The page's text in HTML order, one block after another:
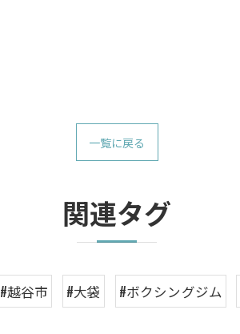
一覧に戻る
関連タグ
#越谷市 #大袋 #ボクシングジム